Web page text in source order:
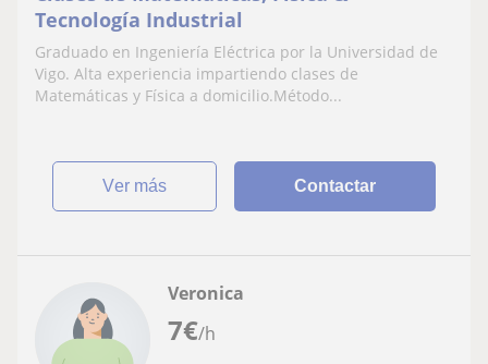
Tecnología Industrial
Graduado en Ingeniería Eléctrica por la Universidad de
Vigo. Alta experiencia impartiendo clases de
Matemáticas y Física a domicilio.Método...
ver más Contactar
7€/h
Veronica